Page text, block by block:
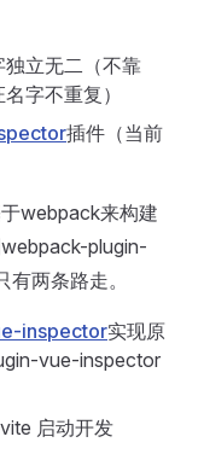
立无二（不靠
字不重复）
插件（当前
webpack来构建
plugin-
两条路走。
inspector实现原
vue-inspector
启动开发